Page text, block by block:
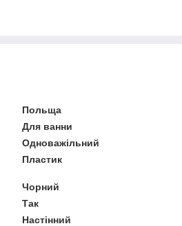
Польща
Для ванни
Одноважільний
Пластик
Чорний
Так
Настінний